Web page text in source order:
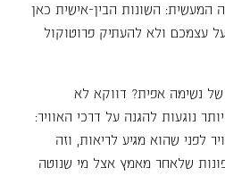
המעשית: השונות הבין-אישית כאן
עצמכם ולא להעתיק פרוטוקול
נשימה אפית? דווקא לא
נוגעות להגנה על דרכי האוויר:
לפני שהוא מגיע לריאות, וזה
שלאחר מאמץ אצל מי שנוטה